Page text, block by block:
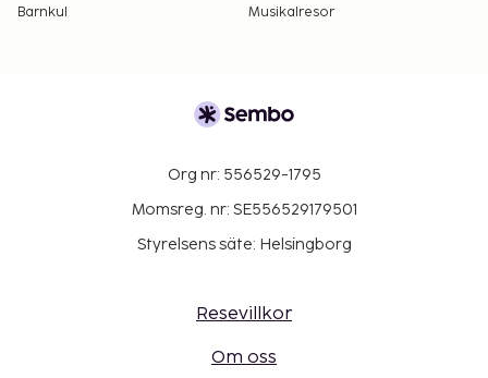
Barnkul
Musikalresor
Org nr: 556529-1795
Momsreg. nr: SE556529179501
Styrelsens säte: Helsingborg
Resevillkor
Om oss